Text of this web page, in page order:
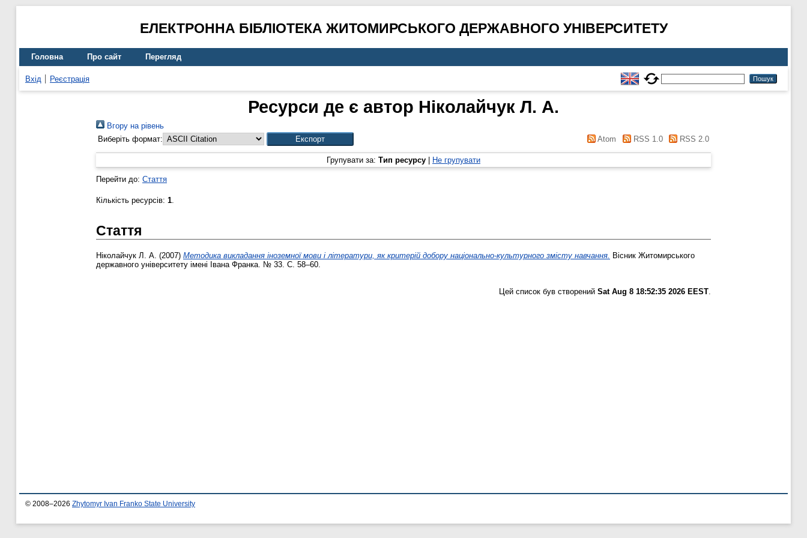
ЕЛЕКТРОННА БІБЛІОТЕКА ЖИТОМИРСЬКОГО ДЕРЖАВНОГО УНІВЕРСИТЕТУ
Головна Про сайт Перегляд
Вхід Реєстрація
Ресурси де є автор Ніколайчук Л. А.
Вгору на рівень
Виберіть формат:
Atom RSS 1.0 RSS 2.0
Групувати за: Тип ресурсу Не групувати
Перейти до: Стаття
Кількість ресурсів: 1.
Стаття
Ніколайчук Л. А. (2007) Методика викладання іноземної мови і літератури, як критерій добору національно-культурного змісту навчання. Вісник Житомирського
державного університету імені Івана Франка. № 33. С. 58–60.
Цей список був створений Sat Aug 8 18:52:35 2026 EEST.
© 2008–2026 Zhytomyr Ivan Franko State University